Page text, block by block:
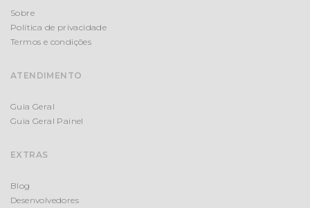
Sobre
Política de privacidade
Termos e condições
ATENDIMENTO
Guia Geral
Guia Geral Painel
EXTRAS
Blog
Desenvolvedores